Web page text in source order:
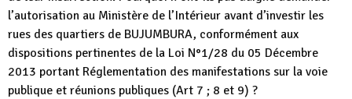
l’autorisation au Ministère de l’Intérieur avant d’investir les
rues des quartiers de BUJUMBURA, conformément aux
dispositions pertinentes de la Loi N°1/28 du 05 Décembre
2013 portant Réglementation des manifestations sur la voie
publique et réunions publiques (Art 7 ; 8 et 9) ?